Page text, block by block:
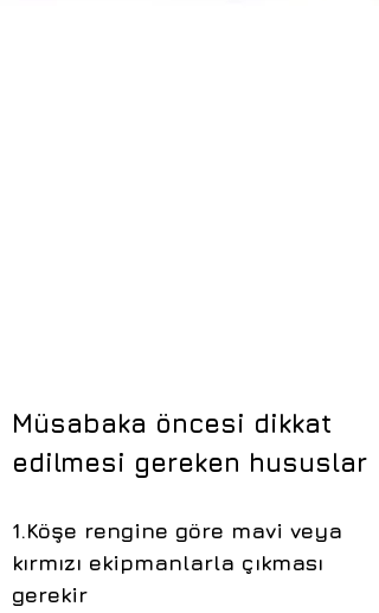
Müsabaka öncesi dikkat
edilmesi gereken hususlar
1.Köşe rengine göre mavi veya
kırmızı ekipmanlarla çıkması
gerekir